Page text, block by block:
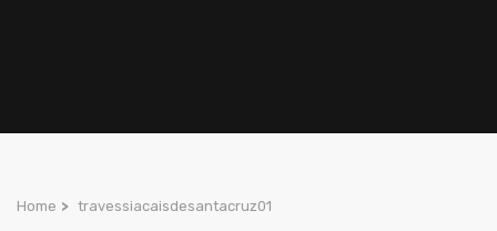
Home > travessiacaisdesantacruz01